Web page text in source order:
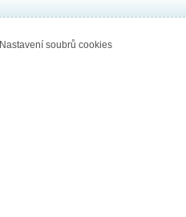
Nastavení soubrů cookies